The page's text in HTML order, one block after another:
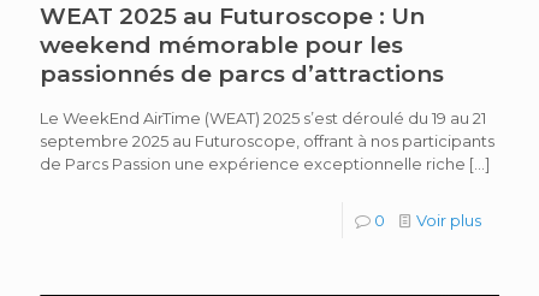
WEAT 2025 au Futuroscope : Un
weekend mémorable pour les
passionnés de parcs d’attractions
Le WeekEnd AirTime (WEAT) 2025 s’est déroulé du 19 au 21
septembre 2025 au Futuroscope, offrant à nos participants
de Parcs Passion une expérience exceptionnelle riche […]
0 Voir plus